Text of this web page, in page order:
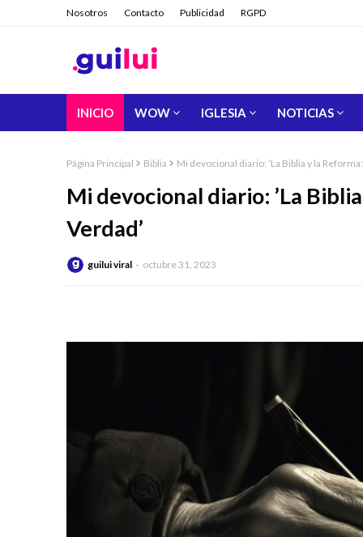
Nosotros Contacto Publicidad RGPD
INICIO WOW IGLESIA NOTICIAS
Página Principal Biblia Mi devocional diario: ’La Biblia y la
Mi devocional diario: ’La
Verdad’
guilui viral octubre 31, 2023